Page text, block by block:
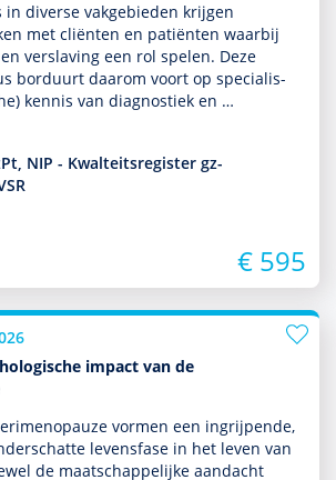
in diverse vakgebieden krijgen
met cliënten en patiënten waarbij
ver­sla­ving een rol spelen. Deze
borduurt daarom voort op specialis­
kennis van diag­nos­tiek en …
NIP - Kwalteitsregister gz-
€ 595
impact van de
vormen een ingrijpende,
levensfase in het leven van
de maat­schappe­lijke aan­dacht